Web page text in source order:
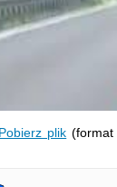
Pobierz plik